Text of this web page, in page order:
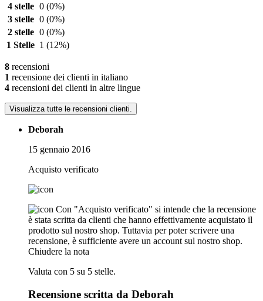
4 stelle 0 (0%)
3 stelle 0 (0%)
2 stelle 0 (0%)
1 Stelle 1 (12%)
8 recensioni
1 recensione dei clienti in italiano
4 recensioni dei clienti in altre lingue
Visualizza tutte le recensioni clienti.
Deborah
15 gennaio 2016
Acquisto verificato
Con "Acquisto verificato" si intende che la recensione
è stata scritta da clienti che hanno effettivamente acquistato il
prodotto sul nostro shop. Tuttavia per poter scrivere una
recensione, è sufficiente avere un account sul nostro shop.
Chiudere la nota
Valuta con 5 su 5 stelle.
Recensione scritta da Deborah